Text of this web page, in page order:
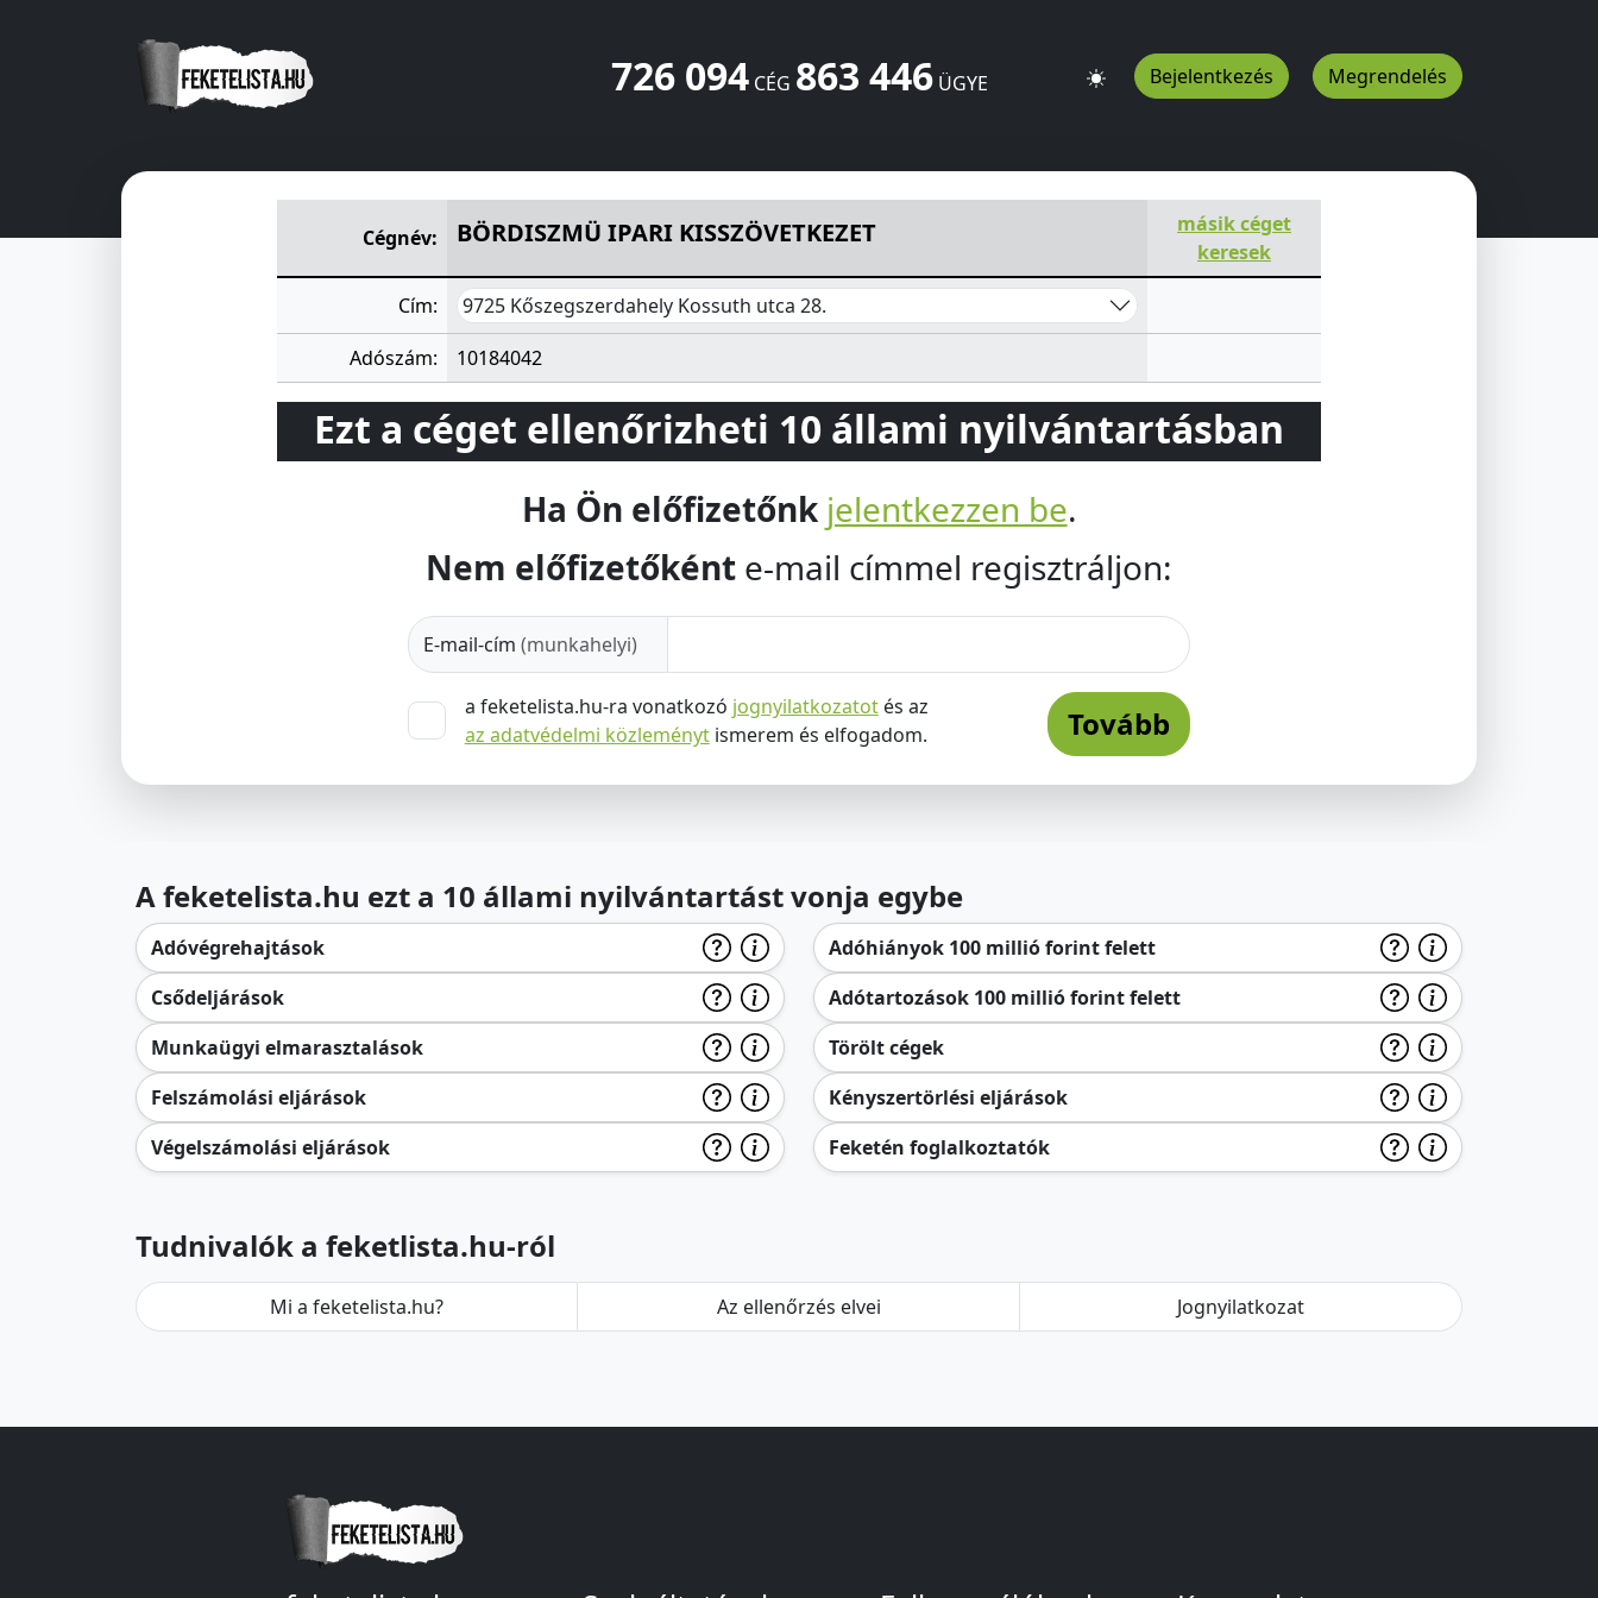
726 094CÉG 863 446ÜGYE Bejelentkezés Megrendelés
Cégnév:
BÖRDISZMÜ IPARI KISSZÖVETKEZET
másik céget
keresek
Cím: 9725 Kőszegszerdahely Kossuth utca 28.
Adószám: 10184042
Ezt a céget ellenőrizheti 10 állami nyilvántartásban
Ha Ön előfizetőnk jelentkezzen be.
Nem előfizetőként e-mail címmel regisztráljon:
E-mail-cím (munkahelyi)
a feketelista.hu-ra vonatkozó jognyilatkozatotés az
az adatvédelmi közleménytismerem és elfogadom. Tovább
A feketelista.hu ezt a 10 állami nyilvántartást vonja egybe
Adóvégrehajtások
Csődeljárások
Munkaügyi elmarasztalások
Felszámolási eljárások
Végelszámolási eljárások
Adóhiányok 100 millió forint felett
Adótartozások 100 millió forint felett
Törölt cégek
Kényszertörlési eljárások
Feketén foglalkoztatók
Tudnivalók a feketlista.hu-ról
Mi a feketelista.hu? Az ellenőrzés elvei Jognyilatkozat